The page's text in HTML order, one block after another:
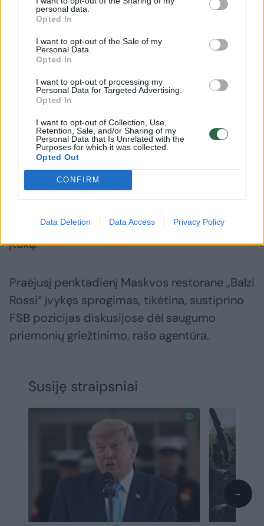
personal data.
Opted In
I want to opt-out of the Sale of my
Personal Data.
Opted In
I want to opt-out of processing my
Personal Data for Targeted Advertising.
Opted In
I want to opt-out of Collection, Use,
Retention, Sale, and/or Sharing of my
Personal Data that Is Unrelated with the
Purposes for which it was collected.
Opted Out
CONFIRM
Data Deletion Data Access Privacy Policy
Antroji FSB tarnyba, atsakinga už
konstitucinės santvarkos apsaugą, gavo
visišką veiksmų laisvę tirti bet kokių asmenų
veiklą ir praktiškai nėra niekam atskaitinga,
teigė trys agentūros šaltiniai.
FSB plečia savo įtaką be akivaizdžių ribų, o
kiti aukšto rango pareigūnai, tarp jų – už
vidaus politiką atsakingas pirmasis
pavaduotojas Sergejus Kirijenka, praranda
įtaką.
Praėjusį penktadienį Maskvos restorane „Balzi
Rossi“ įvykęs sprogimas, tikėtina, sustiprino
FSB pozicijas diskusijose dėl saugumo
priemonių griežtinimo, rašo agentūra.
Susiję straipsniai
→